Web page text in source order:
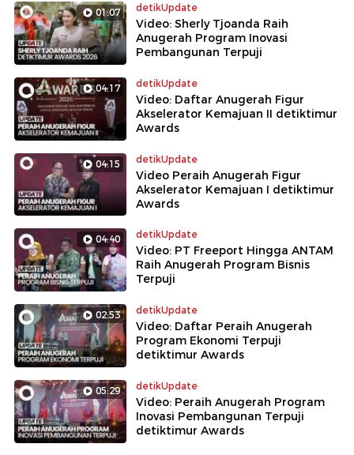
01:07 detikUpdate
Video: Sherly Tjoanda Raih
Anugerah Program Inovasi
Pembangunan Terpuji
04:17 detikUpdate
Video: Daftar Anugerah Figur
Akselerator Kemajuan II detiktimur
Awards
04:15 detikUpdate
Video Peraih Anugerah Figur
Akselerator Kemajuan I detiktimur
Awards
04:40 detikUpdate
Video: PT Freeport Hingga ANTAM
Raih Anugerah Program Bisnis
Terpuji
02:53 detikUpdate
Video: Daftar Peraih Anugerah
Program Ekonomi Terpuji
detiktimur Awards
05:29 detikUpdate
Video: Peraih Anugerah Program
Inovasi Pembangunan Terpuji
detiktimur Awards